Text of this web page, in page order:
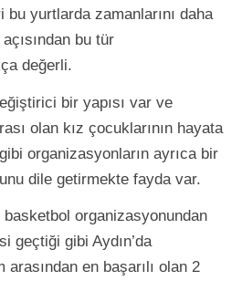
yurtlarda zamanlarını daha
bu tür
değerli.
bir yapısı var ve
olan kız çocuklarının hayata
gibi organizasyonların ayrıca bir
dile getirmekte fayda var.
organizasyonundan
geçtiği gibi Aydın’da
arasından en başarılı olan 2